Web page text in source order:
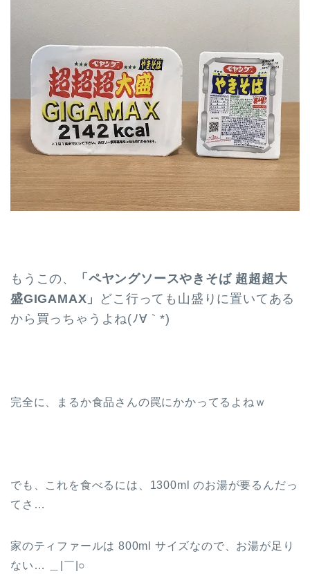
もうこの、
「ペヤングソースやきそば 超超超大
盛GIGAMAX」
どこ行っても山盛りに置いてある
から買っちゃうよね(ﾉ∀｀*)
完全に、まるか食品さんの罠にかかってるよねｗ
でも、これを食べるには、1300ml のお湯が要るんだっ
てさ…
家のティファールは 800ml サイズなので、お湯が足り
ない… ＿|￣|○